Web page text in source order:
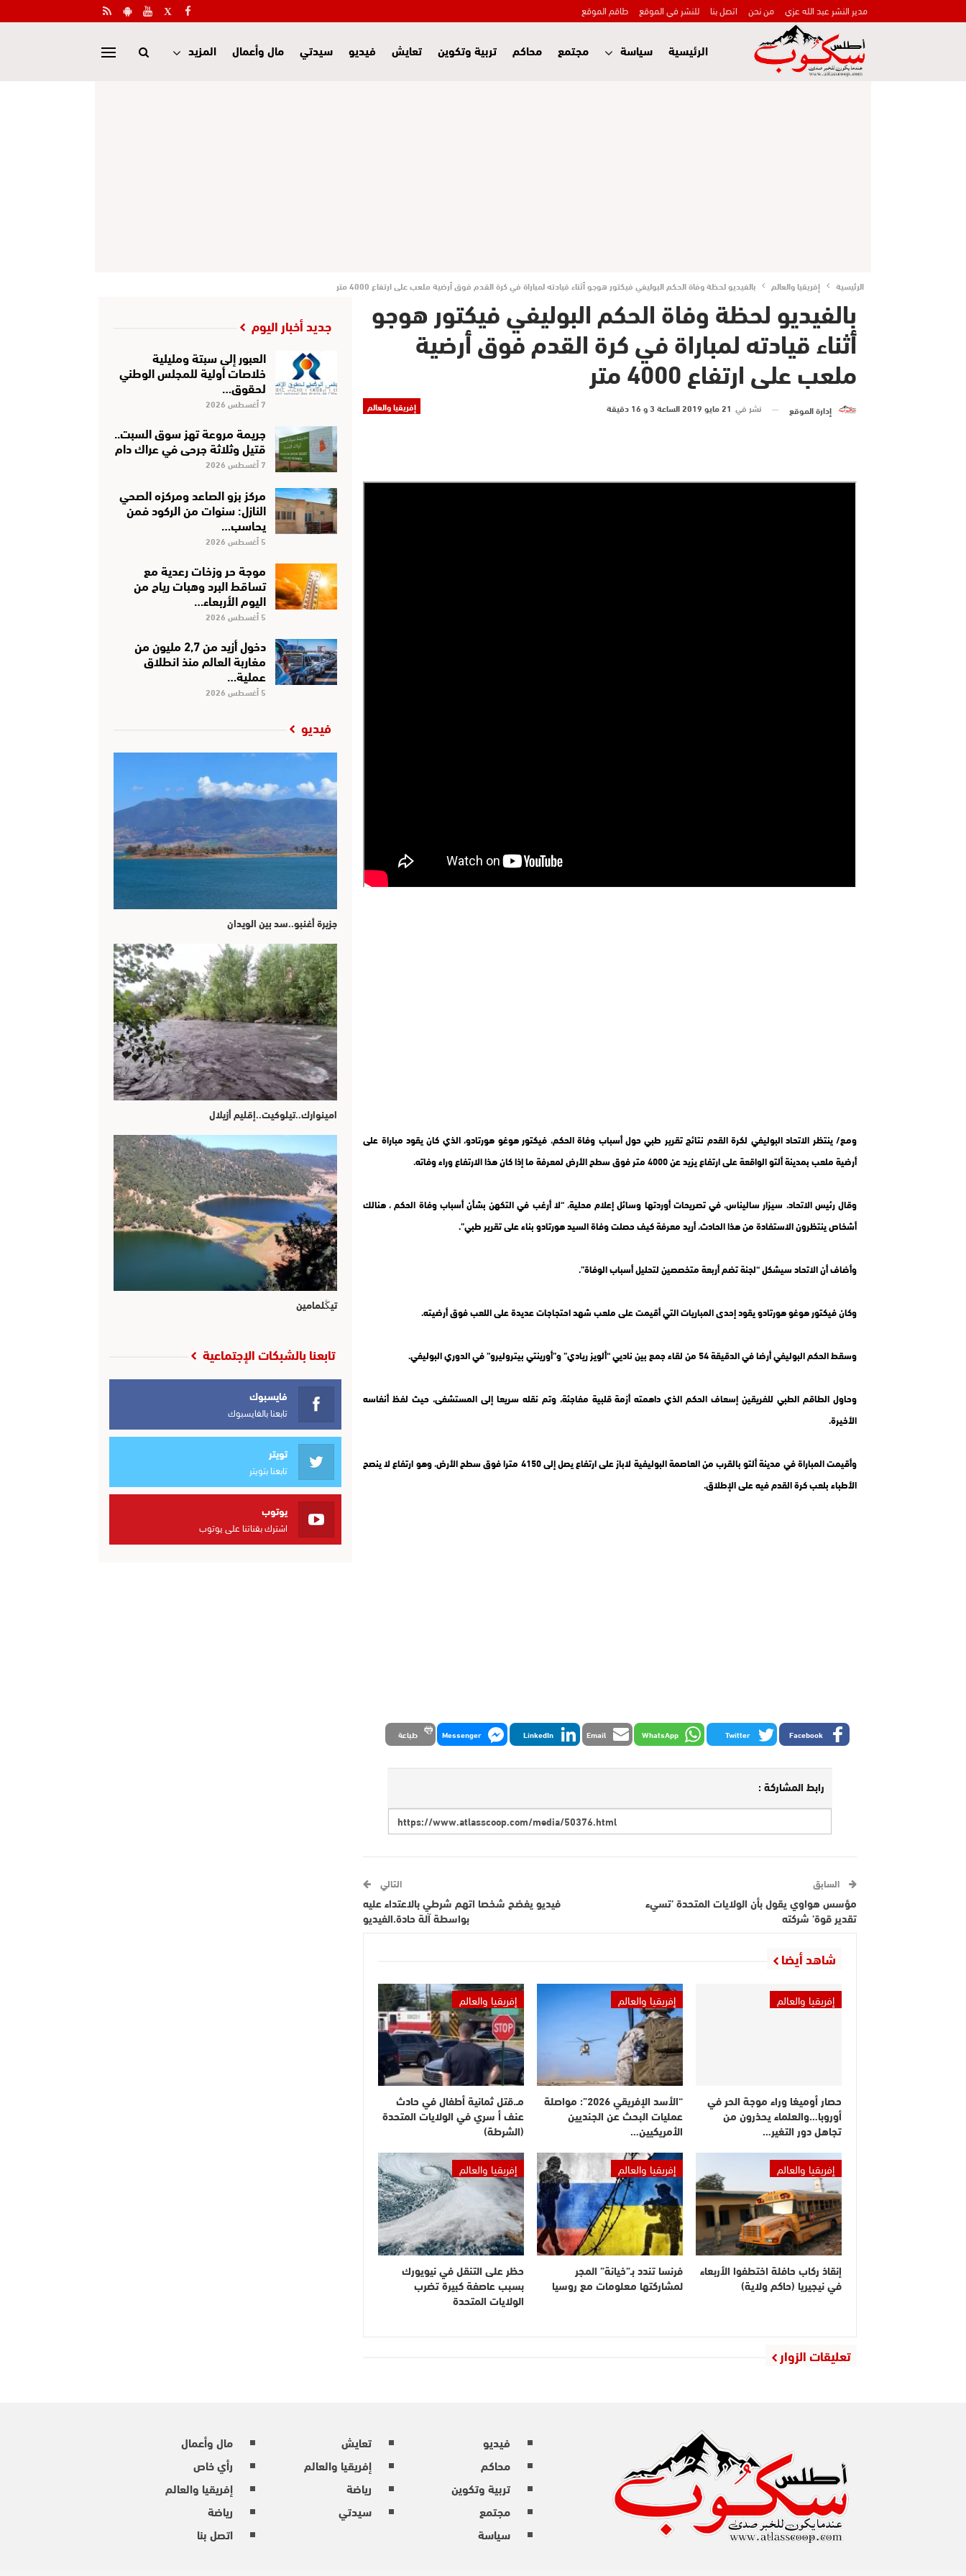
مدير النشر عبد الله عزي من نحن اتصل بنا للنشر في الموقع طاقم الموقع
الرئيسية سياسة مجتمع محاكم تربية وتكوين تعايش فيديو سيدتي مال وأعمال المزيد
الرئيسية إفريقيا والعالم بالفيديو لحظة وفاة الحكم البوليفي فيكتور هوجو أثناء قيادته لمباراة في كرة القدم فوق أرضية ملعب على ارتفاع 4000 متر
بالفيديو لحظة وفاة الحكم البوليفي فيكتور هوجو
أثناء قيادته لمباراة في كرة القدم فوق أرضية
ملعب على ارتفاع 4000 متر
إفريقيا والعالم إدارة الموقع نشر في 21 مايو 2019 الساعة 3 و 16 دقيقة
ومع/ ينتظر الاتحاد البوليفي لكرة القدم نتائج تقرير طبي حول أسباب وفاة الحكم، فيكتور هوغو هورتادو، الذي كان يقود مباراة على
أرضية ملعب بمدينة ألتو الواقعة على ارتفاع يزيد عن 4000 متر فوق سطح الأرض لمعرفة ما إذا كان هذا الارتفاع وراء وفاته.
وقال رئيس الاتحاد، سيزار ساليناس، في تصريحات أوردتها وسائل إعلام محلية، “لا أرغب في التكهن بشأن أسباب وفاة الحكم ، هنالك
أشخاص ينتظرون الاستفادة من هذا الحادث، أريد معرفة كيف حصلت وفاة السيد هورتادو بناء على تقرير طبي”.
وأضاف أن الاتحاد سيشكل “لجنة تضم أربعة متخصصين لتحليل أسباب الوفاة”.
وكان فيكتور هوغو هورتادو يقود إحدى المباريات التي أقيمت على ملعب شهد احتجاجات عديدة على اللعب فوق أرضيته.
وسقط الحكم البوليفي أرضا في الدقيقة 54 من لقاء جمع بين ناديي “ألويز ريادي” و”أورينتي بيتروليرو” في الدوري البوليفي.
وحاول الطاقم الطبي للفريقين إسعاف الحكم الذي داهمته أزمة قلبية مفاجئة، وتم نقله سريعا إلى المستشفى، حيث لفظ أنفاسه
الأخيرة.
وأقيمت المباراة في مدينة ألتو بالقرب من العاصمة البوليفية لاباز على ارتفاع يصل إلى 4150 مترا فوق سطح الأرض، وهو ارتفاع لا ينصح
الأطباء بلعب كرة القدم فيه على الإطلاق.
Facebook
Twitter
WhatsApp
Email
LinkedIn
Messenger طباعة
رابط المشاركة :
السابق
مؤسس هواوي يقول بأن الولايات المتحدة ’تسيء
تقدير قوة’ شركته
التالي
فيديو يفضح شخصا اتهم شرطي بالاعتداء عليه
بواسطة آلة حادة.الفيديو
شاهد أيضا
إفريقيا والعالم
حصار أوميغا وراء موجة الحر في
أوروبا…والعلماء يحذرون من
تجاهل دور التغير…
إفريقيا والعالم
“الأسد الإفريقي 2026”: مواصلة
عمليات البحث عن الجنديين
الأمريكيين…
إفريقيا والعالم
مـ.قتل ثمانية أطفال في حادث
عنف أ سري في الولايات المتحدة
(الشرطة)
إفريقيا والعالم
إنقاذ ركاب حافلة اختطفوا الأربعاء
في نيجيريا (حاكم ولاية)
إفريقيا والعالم
فرنسا تندد بـ”خيانة” المجر
لمشاركتها معلومات مع روسيا
إفريقيا والعالم
حظر على التنقل في نيويورك
بسبب عاصفة كبيرة تضرب
الولايات المتحدة
تعليقات الزوار
جديد أخبار اليوم
العبور إلى سبتة ومليلية
خلاصات أولية للمجلس الوطني
لحقوق…
7 أغسطس 2026
جريمة مروعة تهز سوق السبت..
قتيل وثلاثة جرحى في عراك دام
7 أغسطس 2026
مركز بزو الصاعد ومركزه الصحي
النازل: سنوات من الركود فمن
يحاسب…
5 أغسطس 2026
موجة حر وزخات رعدية مع
تساقط البرد وهبات رياح من
اليوم الأربعاء…
5 أغسطس 2026
دخول أزيد من 2,7 مليون من
مغاربة العالم منذ انطلاق
عملية…
5 أغسطس 2026
فيديو
جزيرة أغنبو..سد بين الويدان
امينوارك..تيلوكيت..إقليم أزيلال
تيڭلمامين
تابعنا بالشبكات الإجتماعية
فايسبوك
تابعنا بالفايسبوك
تويتر
تابعنا بتويتر
يوتوب
اشترك بقناتنا على يوتوب
فيديو
محاكم
تربية وتكوين
مجتمع
سياسة
تعايش
إفريقيا والعالم
رياضة
سيدتي
مال وأعمال
رأي خاص
إفريقيا والعالم
رياضة
اتصل بنا